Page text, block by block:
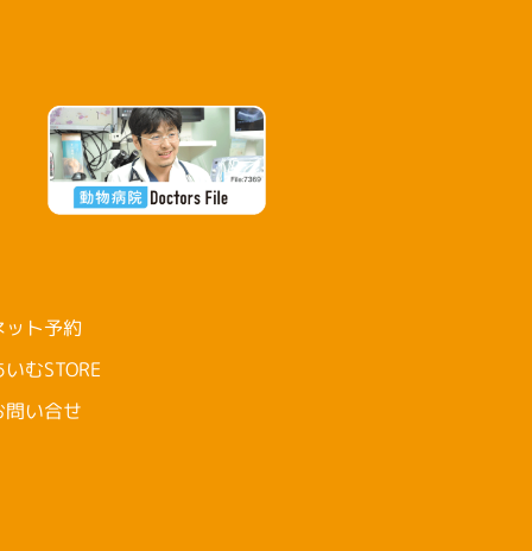
ット予約
むSTORE
問い合せ